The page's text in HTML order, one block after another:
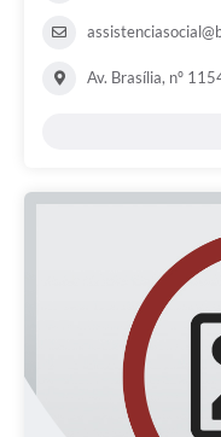
Av. Brasília, nº